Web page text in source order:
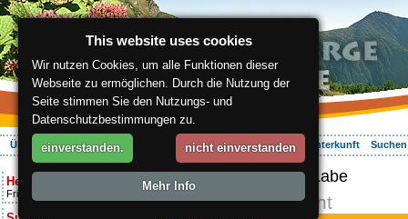
Über die Region Aktiv Erleben Entspannung Ihr Urlaub Unterkunft
Heute ist:
Friday 7.08.2026
ergis.cz> Chata Bílé Labe
Pension, Restaurant
This website uses cookies
Wir nutzen Cookies, um alle Funktionen dieser
Webseite zu ermöglichen. Durch die Nutzung der
Seite stimmen Sie den Nutzungs- und
Datenschutzbestimmungen zu.
einverstanden. nicht einverstanden
Mehr Info